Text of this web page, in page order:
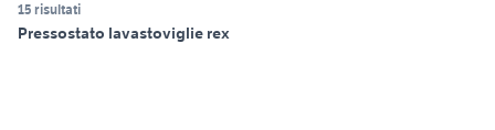
15 risultati
Pressostato lavastoviglie rex